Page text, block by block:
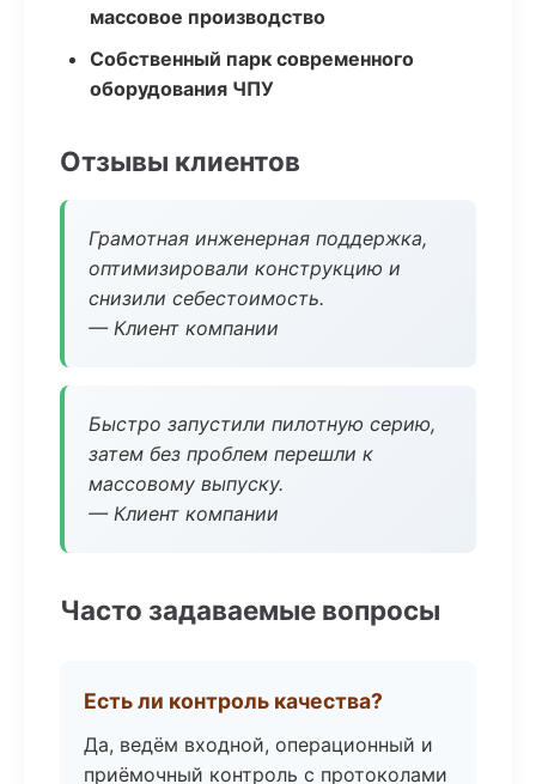
массовое производство
Собственный парк современного
оборудования ЧПУ
Отзывы клиентов
Грамотная инженерная поддержка,
оптимизировали конструкцию и
снизили себестоимость.
— Клиент компании
Быстро запустили пилотную серию,
затем без проблем перешли к
массовому выпуску.
— Клиент компании
Часто задаваемые вопросы
Есть ли контроль качества?
Да, ведём входной, операционный и
приёмочный контроль с протоколами